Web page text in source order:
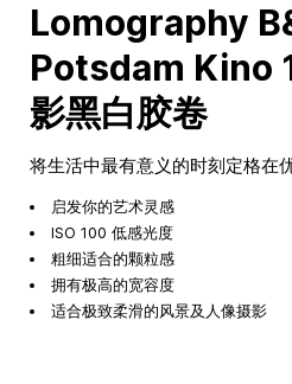
Lomography
Potsdam Kino
影黑白胶卷
将生活中最有意义的时刻定格在
启发你的艺术灵感
ISO 100 低感光度
粗细适合的颗粒感
拥有极高的宽容度
适合极致柔滑的风景及人像摄影